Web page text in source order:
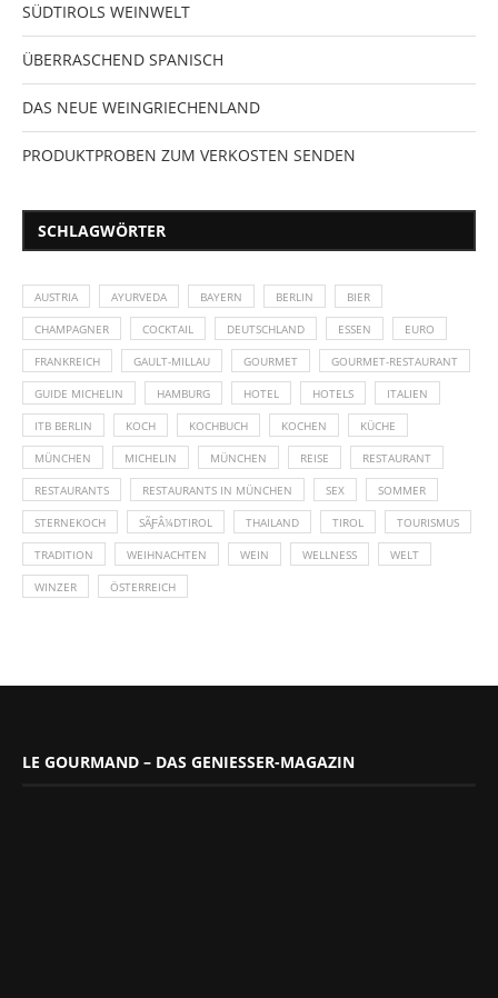
SÜDTIROLS WEINWELT
ÜBERRASCHEND SPANISCH
DAS NEUE WEINGRIECHENLAND
PRODUKTPROBEN ZUM VERKOSTEN SENDEN
SCHLAGWÖRTER
AUSTRIA AYURVEDA BAYERN BERLIN BIER
CHAMPAGNER COCKTAIL DEUTSCHLAND ESSEN EURO
FRANKREICH GAULT-MILLAU GOURMET GOURMET-RESTAURANT
GUIDE MICHELIN HAMBURG HOTEL HOTELS ITALIEN
ITB BERLIN KOCH KOCHBUCH KOCHEN KÜCHE
MÜNCHEN MICHELIN MÜNCHEN REISE RESTAURANT
RESTAURANTS RESTAURANTS IN MÜNCHEN SEX SOMMER
STERNEKOCH SÃƑÂ¼DTIROL THAILAND TIROL TOURISMUS
TRADITION WEIHNACHTEN WEIN WELLNESS WELT
WINZER ÖSTERREICH
LE GOURMAND – DAS GENIESSER-MAGAZIN